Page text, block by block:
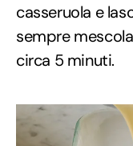
casseruola e
sempre
circa 5 minuti.